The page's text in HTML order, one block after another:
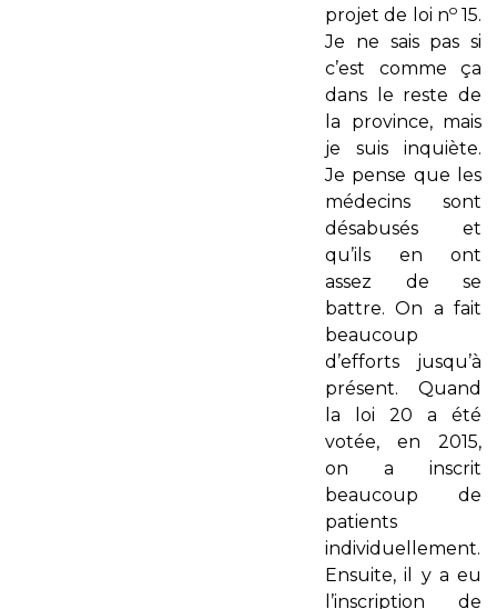
projet de loi no15.
Je ne sais pas si
c’est comme ça
dans le reste de
la province, mais
je suis inquiète.
Je pense que les
médecins sont
désabusés et
qu’ils en ont
assez de se
battre. On a fait
beaucoup
d’efforts jusqu’à
présent. Quand
la loi 20 a été
votée, en 2015,
on a inscrit
beaucoup de
patients
individuellement.
Ensuite, il y a eu
l’inscription de